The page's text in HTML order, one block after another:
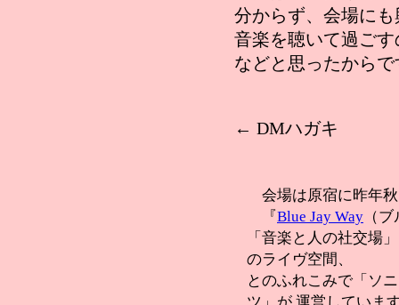
分からず、会場にも
音楽を聴いて過ごす
などと思ったからで
← DMハガキ
会場は原宿に昨年
『Blue Jay Way （
「音楽と人の社交場
のライヴ空間、
とのふれこみで「ソ